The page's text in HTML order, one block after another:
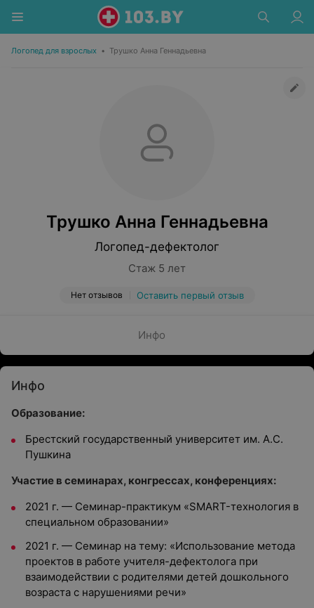
Логопед для взрослых • Трушко Анна Геннадьевна
Трушко Анна Геннадьевна
Логопед-дефектолог
Стаж 5 лет
Нет отзывов Оставить первый отзыв
Инфо
Инфо
Образование:
Брестский государственный университет им. А.С.
Пушкина
Участие в семинарах, конгрессах, конференциях:
2021 г. — Семинар-практикум «SMART-технология в
специальном образовании»
2021 г. — Семинар на тему: «Использование метода
проектов в работе учителя-дефектолога при
взаимодействии с родителями детей дошкольного
возраста с нарушениями речи»